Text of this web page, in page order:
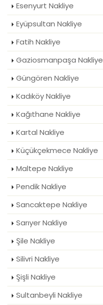
Esenyurt Nakliye
Eyüpsultan Nakliye
Fatih Nakliye
Gaziosmanpaşa Nakliye
Güngören Nakliye
Kadıköy Nakliye
Kağıthane Nakliye
Kartal Nakliye
Küçükçekmece Nakliye
Maltepe Nakliye
Pendik Nakliye
Sancaktepe Nakliye
Sarıyer Nakliye
Şile Nakliye
Silivri Nakliye
Şişli Nakliye
Sultanbeyli Nakliye